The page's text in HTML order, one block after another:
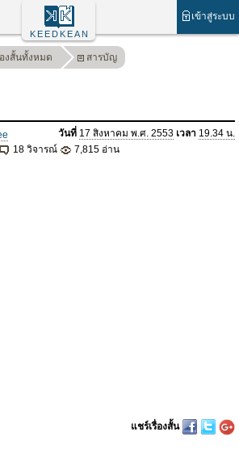
เข้าสู่ระบบ
KEEDKEAN
องสั้นทั้งหมด สารบัญ
วันที่ 17 สิงหาคม พ.ศ. 2553 เวลา 19.34 น.
18 วิจารณ์ 7,815 อ่าน
แชร์เรื่องสั้น